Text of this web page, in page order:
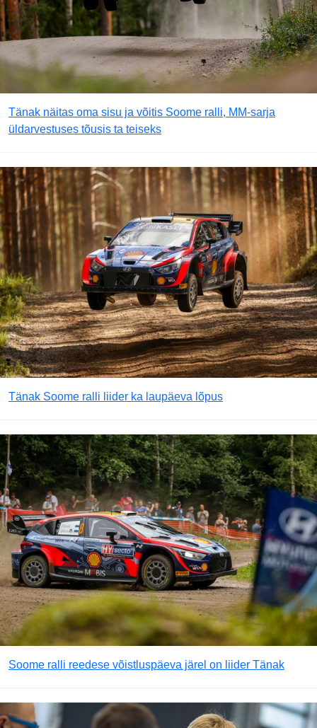
Tänak näitas oma sisu ja võitis Soome ralli, MM-sarja
üldarvestuses tõusis ta teiseks
Tänak Soome ralli liider ka laupäeva lõpus
Soome ralli reedese võistluspäeva järel on liider Tänak